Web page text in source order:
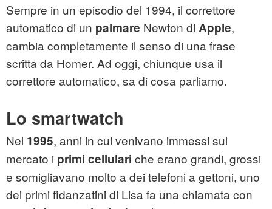
Sempre in un episodio del 1994, il correttore
automatico di un palmare Newton di Apple,
cambia completamente il senso di una frase
scritta da Homer. Ad oggi, chiunque usa il
correttore automatico, sa di cosa parliamo.
Lo smartwatch
Nel 1995, anni in cui venivano immessi sul
mercato i primi cellulari che erano grandi, grossi
e somigliavano molto a dei telefoni a gettoni, uno
dei primi fidanzatini di Lisa fa una chiamata con